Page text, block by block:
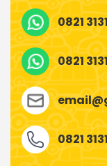
0821
0821
0821